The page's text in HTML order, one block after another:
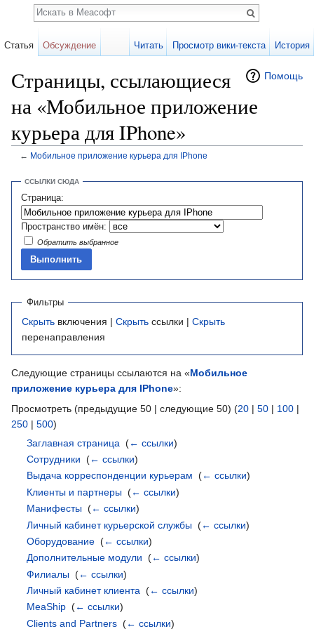
Помощь
Страницы, ссылающиеся
на «Мобильное приложение
курьера для IPhone»
← Мобильное приложение курьера для IPhone
ССЫЛКИ СЮДА
Страница:
Пространство имён:
Обратить выбранное
Фильтры
Скрыть включения | Скрыть ссылки | Скрыть
перенаправления
Следующие страницы ссылаются на «Мобильное
приложение курьера для IPhone»:
Просмотреть (предыдущие 50 | следующие 50) (20 | 50 | 100 |
250 | 500)
Заглавная страница ‎(← ссылки)
Сотрудники ‎(← ссылки)
Выдача корреспонденции курьерам ‎(← ссылки)
Клиенты и партнеры ‎(← ссылки)
Манифесты ‎(← ссылки)
Личный кабинет курьерской службы ‎(← ссылки)
Оборудование ‎(← ссылки)
Дополнительные модули ‎(← ссылки)
Филиалы ‎(← ссылки)
Личный кабинет клиента ‎(← ссылки)
MeaShip ‎(← ссылки)
Clients and Partners ‎(← ссылки)
Статья Обсуждение Читать Просмотр вики-текста История
Поиск